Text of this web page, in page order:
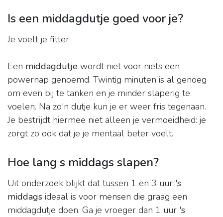
Is een middagdutje goed voor je?
Je voelt je fitter
Een middagdutje wordt niet voor niets een
powernap genoemd. Twintig minuten is al genoeg
om even bij te tanken en je minder slaperig te
voelen. Na zo'n dutje kun je er weer fris tegenaan.
Je bestrijdt hiermee niet alleen je vermoeidheid: je
zorgt zo ook dat je je mentaal beter voelt.
Hoe lang s middags slapen?
Uit onderzoek blijkt dat tussen 1 en 3 uur 's
middags ideaal is voor mensen die graag een
middagdutje doen. Ga je vroeger dan 1 uur 's